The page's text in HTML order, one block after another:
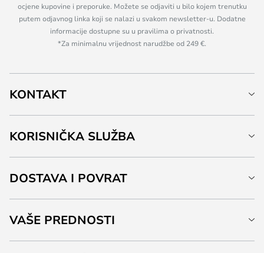
ocjene kupovine i preporuke. Možete se odjaviti u bilo kojem trenutku
putem odjavnog linka koji se nalazi u svakom newsletter-u. Dodatne
informacije dostupne su u pravilima o privatnosti.
*Za minimalnu vrijednost narudžbe od 249 €.
KONTAKT
KORISNIČKA SLUŽBA
DOSTAVA I POVRAT
VAŠE PREDNOSTI